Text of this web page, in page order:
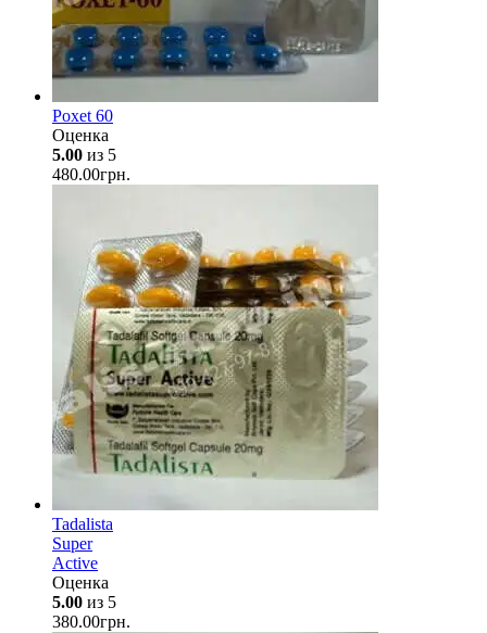
Poxet 60
Оценка
5.00 из 5
480.00грн.
Tadalista
Super
Active
Оценка
5.00 из 5
380.00грн.